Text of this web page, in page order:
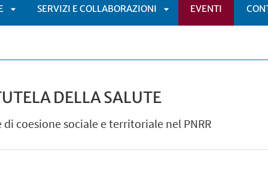
SERVIZI E COLLABORAZIONI EVENTI
DELLA SALUTE
coesione sociale e territoriale nel PNRR